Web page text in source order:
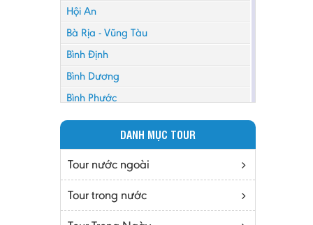
Hội An
Bà Rịa - Vũng Tàu
Bình Định
Bình Dương
Bình Phước
Bình Thuận
Bắc Giang
Bắc Ninh
DANH MỤC TOUR
Tour nước ngoài
Tour trong nước